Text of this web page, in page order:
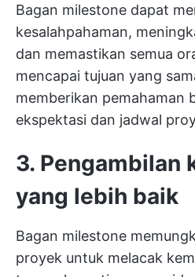
Bagan milestone dapat
kesalahpahaman,
dan memastikan semua
mencapai tujuan yang
memberikan pemahaman
ekspektasi dan jadwal
3. Pengambilan
yang lebih baik
Bagan milestone
proyek untuk melacak